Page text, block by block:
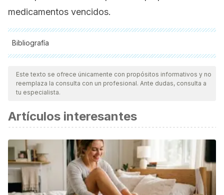
medicamentos vencidos.
Bibliografía
Todas las fuentes citadas fueron revisadas a profundidad por
nuestro equipo, para asegurar su calidad, confiabilidad,
vigencia y validez.La bibliografía de este artículo fue
científica.
Markovchick, V. J., & Moreira, M. E. (2011). Wound
management. In Trauma: A Comprehensive Emergency
Medicine Approach.
https://doi.org/10.1017/CBO9780511975769.037
Lee, C. K., & Hansen, S. L. (2009). Management of Acute
Este texto se ofrece únicamente con propósitos informativos y no
reemplaza la consulta con un profesional. Ante dudas, consulta a
tu especialista.
Artículos interesantes